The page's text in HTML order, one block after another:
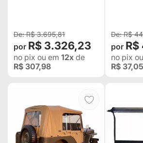
R$ 3.695,81
R$ 3.326,23
no pix ou em 12x de
R$ 307,98
R$
R$
no pix
R$ 37,05